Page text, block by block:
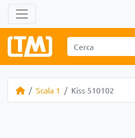
Scala 1 Kiss 510102